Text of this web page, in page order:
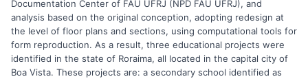
Documentation Center of FAU UFRJ (NPD FAU UFRJ), and
analysis based on the original conception, adopting redesign at
the level of floor plans and sections, using computational tools for
form reproduction. As a result, three educational projects were
identified in the state of Roraima, all located in the capital city of
Boa Vista. These projects are: a secondary school identified as